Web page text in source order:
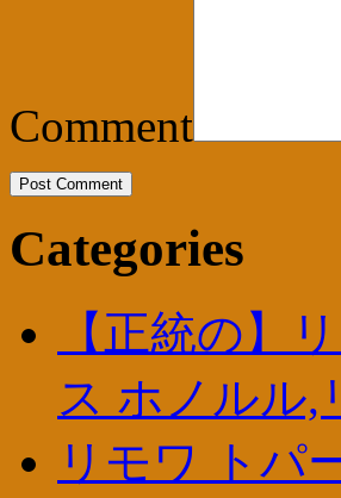
Comment
Categories
【正統の】
ス ホノルル,
リモワ トパ